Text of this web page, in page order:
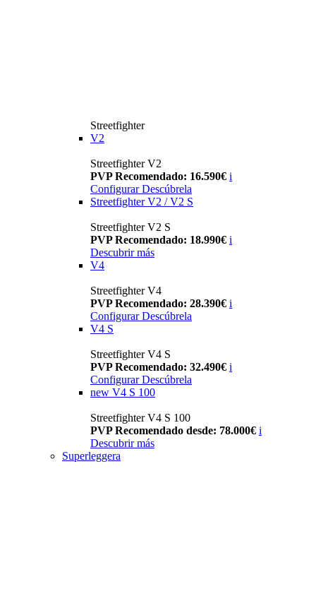
Streetfighter
V2
Streetfighter V2
PVP Recomendado: 16.590€ i
Configurar Descúbrela
Streetfighter V2 / V2 S
Streetfighter V2 S
PVP Recomendado: 18.990€ i
Descubrir más
V4
Streetfighter V4
PVP Recomendado: 28.390€ i
Configurar Descúbrela
V4 S
Streetfighter V4 S
PVP Recomendado: 32.490€ i
Configurar Descúbrela
new V4 S 100
Streetfighter V4 S 100
PVP Recomendado desde: 78.000€ i
Descubrir más
Superleggera